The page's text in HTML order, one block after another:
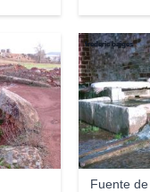
Fuente
frederic baiges